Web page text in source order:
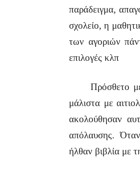
παράδειγμα,
σχολείο, η
των αγοριών
επιλογές κλπ
Πρόσθετο
μάλιστα με
ακολούθησαν
απόλαυσης.
ήλθαν βιβλία με